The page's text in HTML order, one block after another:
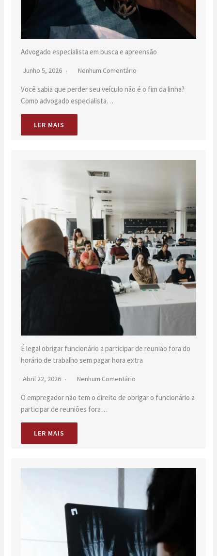
Advogado especialista em busca e apreensão
Junho 5, 2026 Nenhum Comentário
Você sabia que perder seu veículo não é o fim da linha?
Como advogado especialista…
LER MAIS
É legal obrigar funcionário a participar de reunião fora do
horário de trabalho sem pagar hora extra
Abril 22, 2026 Nenhum Comentário
O empregador não tem o direito de obrigar o funcionário a
participar de reuniões fora…
LER MAIS